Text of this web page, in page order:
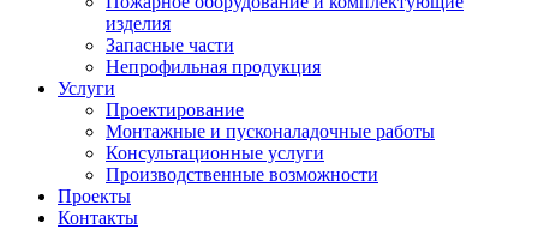
изделия
Запасные части
Непрофильная продукция
Услуги
Проектирование
Монтажные и пусконаладочные работы
Консультационные услуги
Производственные возможности
Проекты
Контакты